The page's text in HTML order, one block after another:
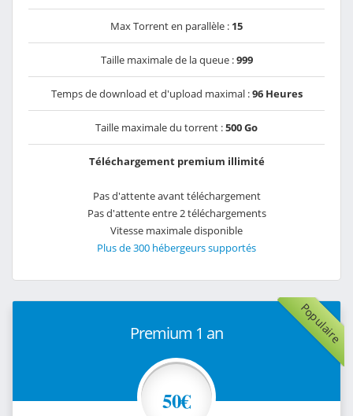
Max Torrent en parallèle : 15
Taille maximale de la queue :999
Temps de download et d'upload maximal :96 Heures
Taille maximale du torrent :500 Go
Téléchargement premium illimité
Pas d'attente avant téléchargement
Pas d'attente entre 2 téléchargements
Vitesse maximale disponible
Plus de 300 hébergeurs supportés
Populaire
Premium 1 an
50€